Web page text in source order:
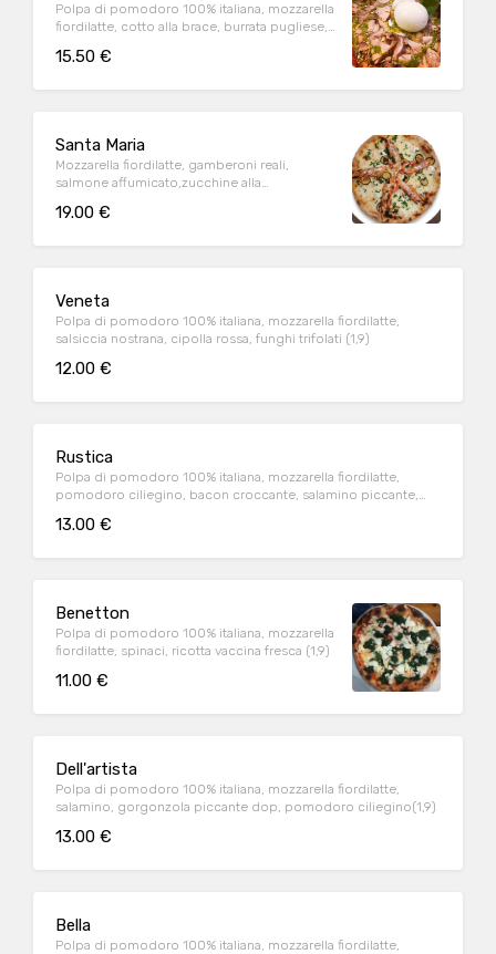
Polpa di pomodoro 100% italiana, mozzarella
fiordilatte, cotto alla brace, burrata pugliese,
15.50 €
Santa Maria
Mozzarella fiordilatte, gamberoni reali,
salmone affumicato,zucchine alla
19.00 €
Veneta
Polpa di pomodoro 100% italiana, mozzarella fiordilatte,
salsiccia nostrana, cipolla rossa, funghi trifolati (1,9)
12.00 €
Rustica
Polpa di pomodoro 100% italiana, mozzarella fiordilatte,
pomodoro ciliegino, bacon croccante, salamino piccante,
13.00 €
Benetton
Polpa di pomodoro 100% italiana, mozzarella
fiordilatte, spinaci, ricotta vaccina fresca (1,9)
11.00 €
Dell'artista
Polpa di pomodoro 100% italiana, mozzarella fiordilatte,
salamino, gorgonzola piccante dop, pomodoro ciliegino(1,9)
13.00 €
Bella
Polpa di pomodoro 100% italiana, mozzarella fiordilatte,